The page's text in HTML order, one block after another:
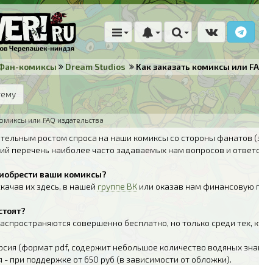
комиксы Dream Studios Как заказать комиксы или
или FAQ издательства
ростом спроса на наши комиксы со стороны
перечень наиболее часто задаваемых нам вопросов и
ваши комиксы?
их здесь, в нашей группе ВК или оказав нам финансовую
совершенно бесплатно, но только среди тех,
(формат pdf, содержит небольшое количество водяных
- при поддержке от 650 руб (в зависимости от обложки).